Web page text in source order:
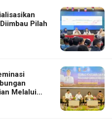
Pilah
Melalui